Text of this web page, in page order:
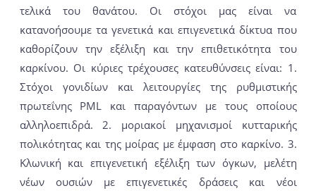
τελικά του θανάτου. Οι στόχοι μας είναι να
κατανοήσουμε τα γενετικά και επιγενετικά δίκτυα που
καθορίζουν την εξέλιξη και την επιθετικότητα του
καρκίνου. Οι κύριες τρέχουσες κατευθύνσεις είναι: 1.
Στόχοι γονιδίων και λειτουργίες της ρυθμιστικής
πρωτεΐνης PML και παραγόντων με τους οποίους
αλληλοεπιδρά. 2. μοριακοί μηχανισμοί κυτταρικής
πολικότητας και της μοίρας με έμφαση στο καρκίνο. 3.
Κλωνική και επιγενετική εξέλιξη των όγκων, μελέτη
νέων ουσιών με επιγενετικές δράσεις και νέοι